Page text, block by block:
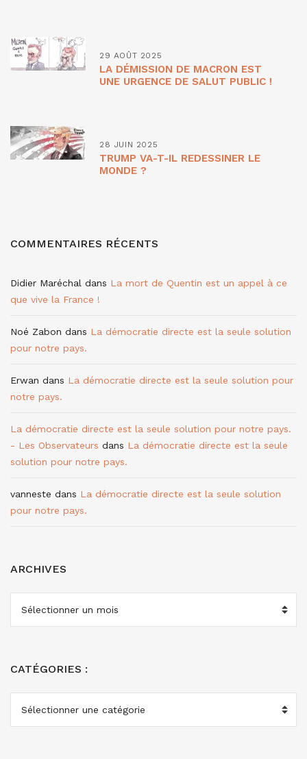
29 AOÛT 2025
LA DÉMISSION DE MACRON EST
UNE URGENCE DE SALUT PUBLIC !
28 JUIN 2025
TRUMP VA-T-IL REDESSINER LE
MONDE ?
COMMENTAIRES RÉCENTS
Didier Maréchal dans La mort de Quentin est un appel à ce
que vive la France !
Noé Zabon dans La démocratie directe est la seule solution
pour notre pays.
Erwan dans La démocratie directe est la seule solution pour
notre pays.
La démocratie directe est la seule solution pour notre pays.
- Les Observateurs dans La démocratie directe est la seule
solution pour notre pays.
vanneste dans La démocratie directe est la seule solution
pour notre pays.
ARCHIVES
CATÉGORIES :